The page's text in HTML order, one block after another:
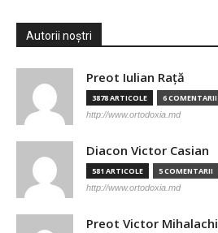
Autorii noștri
Preot Iulian Raţă
3878 ARTICOLE 6 COMENTARII
http://www.ortodoxia.md
Diacon Victor Casian
581 ARTICOLE 5 COMENTARII
http://www.ortodoxia.md
Preot Victor Mihalachi